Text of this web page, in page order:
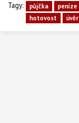
Tagy: půjčka peníze
hotovost
úvěr